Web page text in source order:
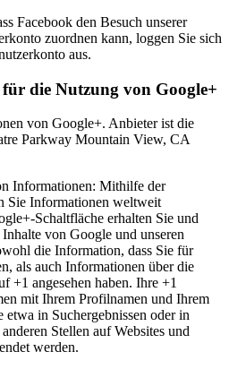
Facebook den Besuch unserer
zuordnen kann, loggen Sie sich
aus.
die Nutzung von Google+
von Google+. Anbieter ist die
Parkway Mountain View, CA
Informationen: Mithilfe der
Sie Informationen weltweit
Schaltfläche erhalten Sie und
von Google und unseren
die Information, dass Sie für
als auch Informationen über die
+1 angesehen haben. Ihre +1
mit Ihrem Profilnamen und Ihrem
in Suchergebnissen oder in
Stellen auf Websites und
werden.